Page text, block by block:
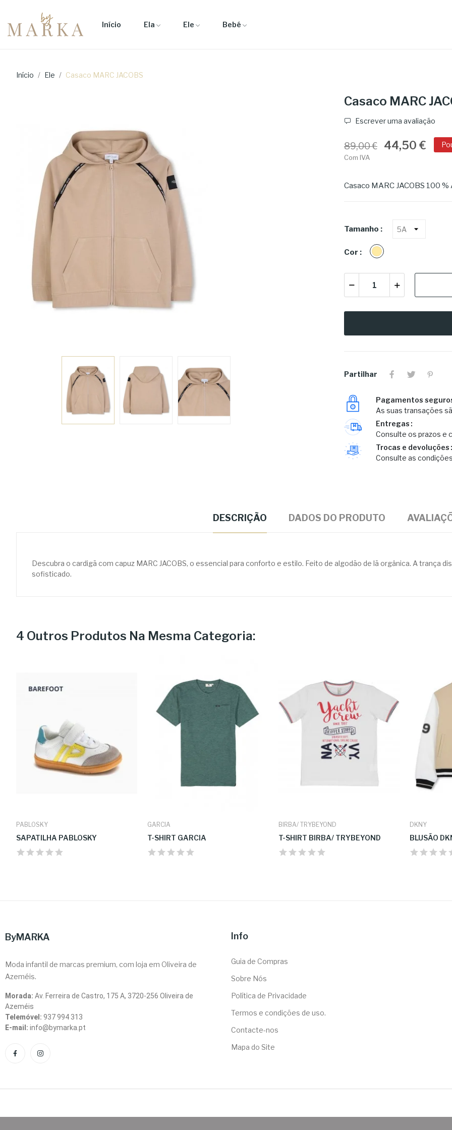
Início Ela Ele Bebé
Início Ele Casaco MARC JACOBS
Casaco MARC
Escrever uma avaliação
89,00 € 44,50 €
Com IVA
Casaco MARC JACOBS 100
Tamanho :
Cor : Bege|Camel
Partilhar
Pagamentos
As suas transações
Entregas
Consulte os prazos e
Trocas e devoluções
Consulte as
DESCRIÇÃO DADOS DO PRODUTO
Descubra o cardigã com capuz MARC JACOBS, o essencial para conforto e estilo. Feito de algodão de lã orgânica. A trança
sofisticado.
4 Outros Produtos Na Mesma Categoria:
PABLOSKY
SAPATILHA PABLOSKY
GARCIA
T-SHIRT GARCIA
BIRBA/ TRYBEYOND
T-SHIRT BIRBA/ TRYBEYOND
DKNY
BLUSÃO
ByMARKA
Moda infantil de marcas premium, com loja em Oliveira de
Azeméis.
Morada: Av. Ferreira de Castro, 175 A, 3720-256 Oliveira de
Azeméis
Telemóvel: 937 994 313
E-mail: info@bymarka.pt
Info
Guia de Compras
Sobre Nós
Política de Privacidade
Termos e condições de uso.
Contacte-nos
Mapa do Site